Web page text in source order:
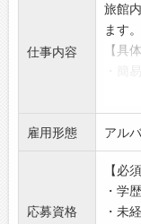
・ス
すい
【キ
着実
どん
【や
・お
がい
仕事内容
旅館
ます。
【具
・厨
【お
◇未
・し
も安
・大
雇用形態 アル
応募資格
【必
・学
・未